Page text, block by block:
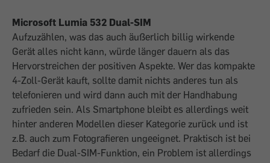
Microsoft Lumia 532 Dual-SIM
Aufzuzählen, was das auch äußerlich billig wirkende
Gerät alles nicht kann, würde länger dauern als das
Hervorstreichen der positiven Aspekte. Wer das kompakte
4-Zoll-Gerät kauft, sollte damit nichts anderes tun als
telefonieren und wird dann auch mit der Handhabung
zufrieden sein. Als Smartphone bleibt es allerdings weit
hinter anderen Modellen dieser Kategorie zurück und ist
z.B. auch zum Fotografieren ungeeignet. Praktisch ist bei
Bedarf die Dual-SIM-Funktion, ein Problem ist allerdings